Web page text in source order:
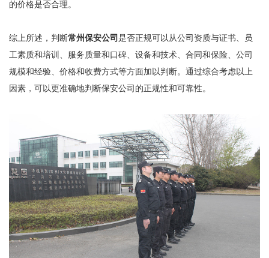
的价格是否合理。
综上所述，判断常州保安公司 是否正规可以从公司资质与证书、员
工素质和培训、服务质量和口碑、设备和技术、合同和保险、公司
规模和经验、价格和收费方式等方面加以判断。通过综合考虑以上
因素，可以更准确地判断保安公司的正规性和可靠性。